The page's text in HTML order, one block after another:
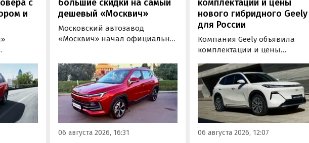
с
и
он
000
а у
2 251
большие скидки на самый
дешевый «Москвич»
Московский автозавод
«Москвич» начал официально
прямой выгодой в размере 360
тыс. рублей. Получить такую
скидку можно при покупке
нового автомобиля 2025 или
2026 года выпуска в период с 4
по 31 августа, сообщили в
пресс-службе компании.
06 августа 2026, 16:31
комплектации и цены
нового гибридного Geely
для России
Компания Geely объявила
комплектации и цены
новой версии EM-R с
установкой
типа. Автомобиль оснащен
инновационной системой
названием Electric Motor
Extended Range (EM-R) и
заряжаться от 30 до 80% всего
06 августа 2026, 12:07